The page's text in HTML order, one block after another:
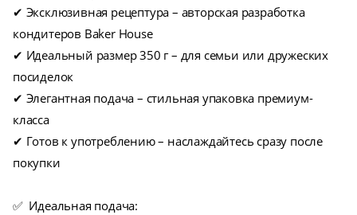
✔ Эксклюзивная рецептура – авторская разработка
кондитеров Baker House
✔ Идеальный размер 350 г – для семьи или дружеских
посиделок
✔ Элегантная подача – стильная упаковка премиум-
класса
✔ Готов к употреблению – наслаждайтесь сразу после
покупки
✅ Идеальная подача: